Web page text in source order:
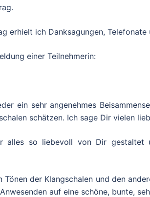
erhielt ich Danksagungen,
einer Teilnehmerin:
ein sehr angenehmes
schätzen. Ich sage Dir vielen
alles so liebevoll von Dir gestaltet
Tönen der Klangschalen und den
auf eine schöne, bunte,